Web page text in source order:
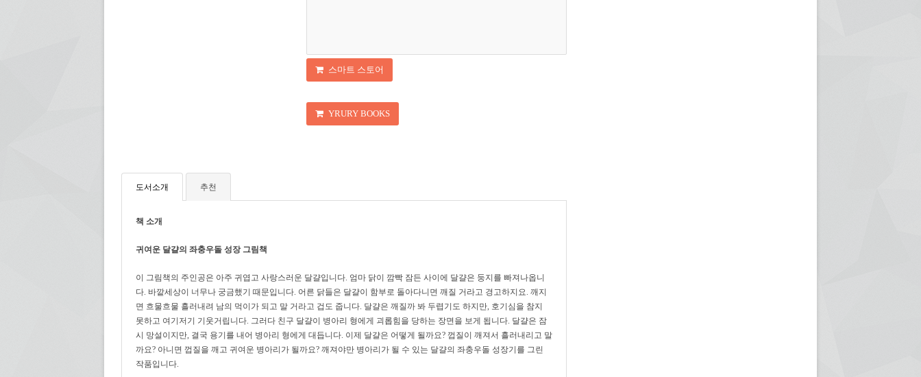
스마트 스토어
YRURY BOOKS
도서소개 추천
책 소개
귀여운 달걀의 좌충우돌 성장 그림책
이 그림책의 주인공은 아주 귀엽고 사랑스러운 달걀입니다. 엄마 닭이 깜빡 잠든 사이에 달걀은 둥지를 빠져나옵니
다. 바깥세상이 너무나 궁금했기 때문입니다. 어른 닭들은 달걀이 함부로 돌아다니면 깨질 거라고 경고하지요. 깨지
면 흐물흐물 흘러내려 남의 먹이가 되고 말 거라고 겁도 줍니다. 달걀은 깨질까 봐 두렵기도 하지만, 호기심을 참지
못하고 여기저기 기웃거립니다. 그러다 친구 달걀이 병아리 형에게 괴롭힘을 당하는 장면을 보게 됩니다. 달걀은 잠
시 망설이지만, 결국 용기를 내어 병아리 형에게 대듭니다. 이제 달걀은 어떻게 될까요? 껍질이 깨져서 흘러내리고 말
까요? 아니면 껍질을 깨고 귀여운 병아리가 될까요? 깨져야만 병아리가 될 수 있는 달걀의 좌충우돌 성장기를 그린
작품입니다.